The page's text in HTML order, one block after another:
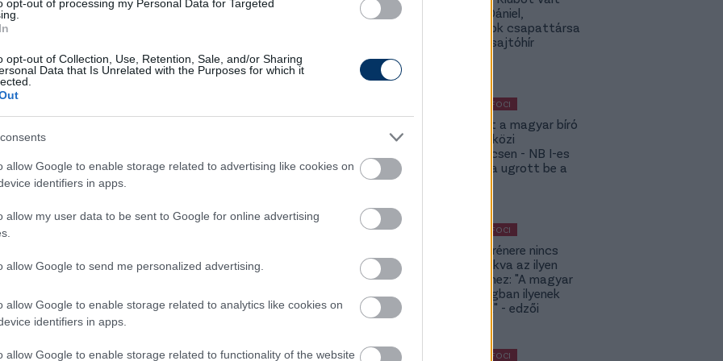
opt-out of processing my Personal Data for Targeted
opt-out of Collection, Use, Retention, Sale, and/or Sharing
Data that Is Unrelated with the Purposes for which it
allow Google to enable storage related to advertising like cookies on
identifiers in apps.
allow my user data to be sent to Google for online advertising
allow Google to send me personalized advertising.
allow Google to enable storage related to analytics like cookies on
identifiers in apps.
allow Google to enable storage related to functionality of the website
Keane hétfő este "egy titkos helyszínen" ül
tárgyaljanak. Úgy hírlik, Keane
az "álommunkáját", és ha a hétfő esti
találkoznak, a Celtic hivatalosan is
véget ért szezon végén távozott az NB I-
sikerült megvédenie a bajnoki címet.
.
, hogy a magyar bajnok ETO FC válogatott
bajnokhoz tarthat
kövesd a csakfoci.hu folyamatosan
minden fontos információt azonnal
- KATTINTS!
Gazdag Dániel,
világbajnok csapattársa
is lehet - sajtóhír
KÜLFÖLDI FOCI
Megsérült a magyar bíró
a nemzetközi
kupameccsen - NB I-es
honfitársa ugrott be a
KÜLFÖLDI FOCI
A DVSC trénere nincs
hozzászokva az ilyen
meccsekhez: "A magyar
bajnokságban ilyenek
nincsenek" - edzői
KÜLFÖLDI FOCI